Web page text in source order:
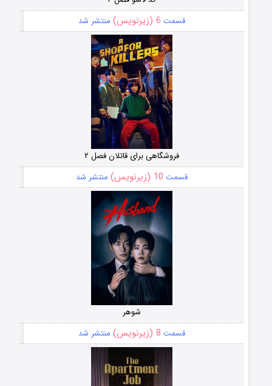
قسمت 6 (زیرنویس) منتشر شد
فروشگاهی برای قاتلان فصل ۲
قسمت 10 (زیرنویس) منتشر شد
شوهر
قسمت 8 (زیرنویس) منتشر شد